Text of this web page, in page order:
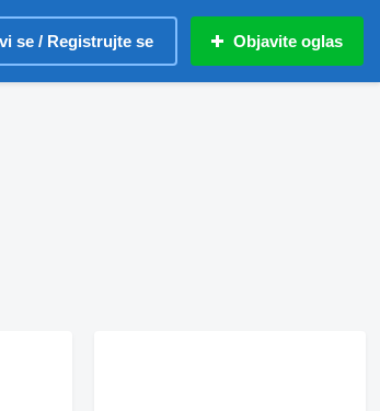
se / Registrujte se Objavite oglas